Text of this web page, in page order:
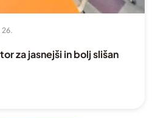
26.
za jasnejši in bolj slišan